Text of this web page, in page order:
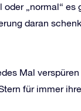
„normal“ es
daran
Mal
für immer